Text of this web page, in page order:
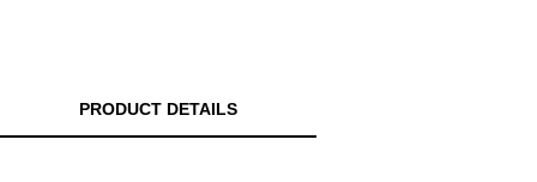
PRODUCT DETAILS